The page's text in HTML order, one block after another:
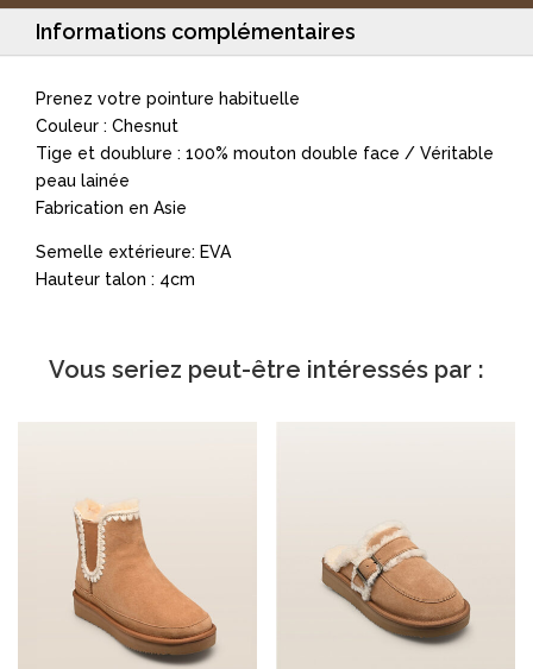
Informations complémentaires
Prenez votre pointure habituelle
Couleur : Chesnut
Tige et doublure : 100% mouton double face / Véritable
peau lainée
Fabrication en Asie
Semelle extérieure: EVA
Hauteur talon : 4cm
Vous seriez peut-être intéressés par :